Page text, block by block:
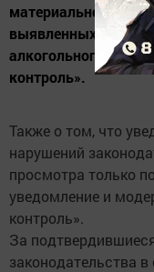
материального
выявленных
алкогольного
контроль».
Также о том, что
нарушений
просмотра только
уведомление и
контроль».
За
законодательства